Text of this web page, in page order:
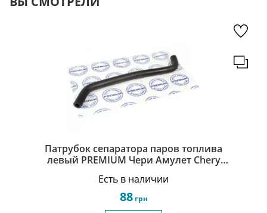
Патрубок сепаратора паров топлива
левый PREMIUM Чери Амулет Chery
Есть в наличии
88грн